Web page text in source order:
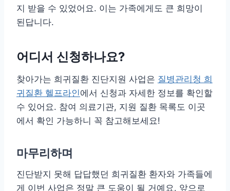
지 받을 수 있었어요. 이는 가족에게도 큰 희망이
된답니다.
어디서 신청하나요?
찾아가는 희귀질환 진단지원 사업은 질병관리청 희
귀질환 헬프라인에서 신청과 자세한 정보를 확인할
수 있어요. 참여 의료기관, 지원 질환 목록도 이곳
에서 확인 가능하니 꼭 참고해보세요!
마무리하며
진단받지 못해 답답했던 희귀질환 환자와 가족들에
게 이번 사업은 정말 큰 도움이 될 거예요. 앞으로